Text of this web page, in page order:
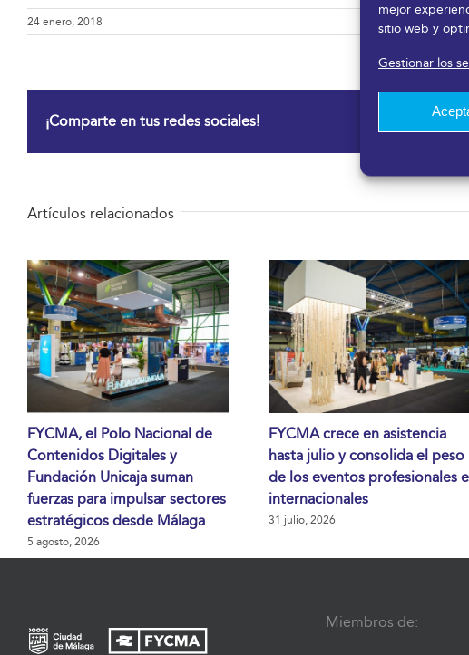
mejor
sitio web y
Gestionar los
24 enero, 2018
¡Comparte en tus redes sociales!
Artículos relacionados
FYCMA, el Polo Nacional de
Contenidos Digitales y
Fundación Unicaja suman
fuerzas para impulsar sectores
estratégicos desde Málaga
5 agosto, 2026
FYCMA crece en asistencia
hasta julio y consolida el peso
de los eventos profesionales e
internacionales
31 julio, 2026
Miembros de: